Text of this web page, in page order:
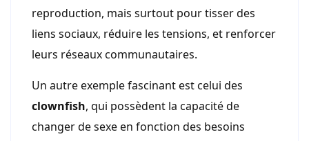
reproduction, mais surtout pour tisser des
liens sociaux, réduire les tensions, et renforcer
leurs réseaux communautaires.
Un autre exemple fascinant est celui des
clownfish, qui possèdent la capacité de
changer de sexe en fonction des besoins